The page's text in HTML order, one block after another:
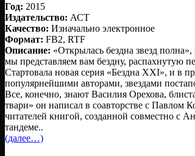
Год: 2015
Издательство: АСТ
Качество: Изначально электронное
Формат: FB2, RTF
Описание: «Открылась бездна звезд
мы представляем вам бездну, распахнутую
Стартовала новая серия «Бездна XXI», и в
популярнейшими авторами, звездами
Все, конечно, знают Василия Орехова,
твари» он написал в соавторстве с Павлом
читателей книгой, созданной совместно с
тандеме..
(далее…)